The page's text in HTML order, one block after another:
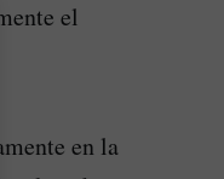
el
en la